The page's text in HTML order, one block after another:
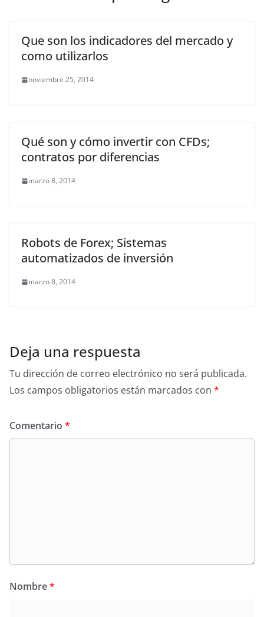
Que son los indicadores del mercado y
como utilizarlos
noviembre 25, 2014
Qué son y cómo invertir con CFDs;
contratos por diferencias
marzo 8, 2014
Robots de Forex; Sistemas
automatizados de inversión
marzo 8, 2014
Deja una respuesta
Tu dirección de correo electrónico no será publicada.
Los campos obligatorios están marcados con *
Comentario *
Nombre*